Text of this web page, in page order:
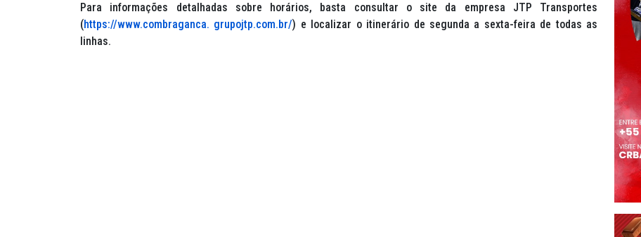
Para informações detalhadas sobre horários, basta consultar o site da empresa JTP Transportes
(https://www.combraganca. grupojtp.com.br/) e localizar o itinerário de segunda a sexta-feira de todas as
linhas.